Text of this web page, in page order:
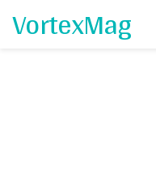
VortexMag